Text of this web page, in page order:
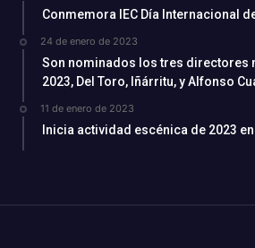
Conmemora IEC Día Internacional
24 de enero de 2023
Son nominados los tres directores
2023, Del Toro, Iñárritu, y Alfonso
11 de enero de 2023
Inicia actividad escénica de 2023